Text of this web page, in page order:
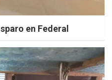
en Federal